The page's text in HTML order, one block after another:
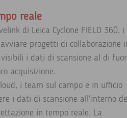
reale
di Leica Cyclone FIELD 360, i
progetti di collaborazione
i dati di scansione al di
acquisizione.
i team sul campo e in ufficio
i dati di scansione all'interno
in tempo reale. La